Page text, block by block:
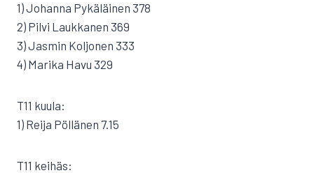
1) Johanna Pykäläinen 378
2) Pilvi Laukkanen 369
3) Jasmin Koljonen 333
4) Marika Havu 329
T11 kuula:
1) Reija Pöllänen 7.15
T11 keihäs: